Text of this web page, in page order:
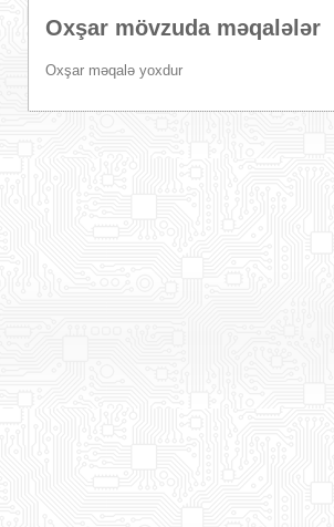
Oxşar mövzuda məqalələr
Oxşar məqalə yoxdur